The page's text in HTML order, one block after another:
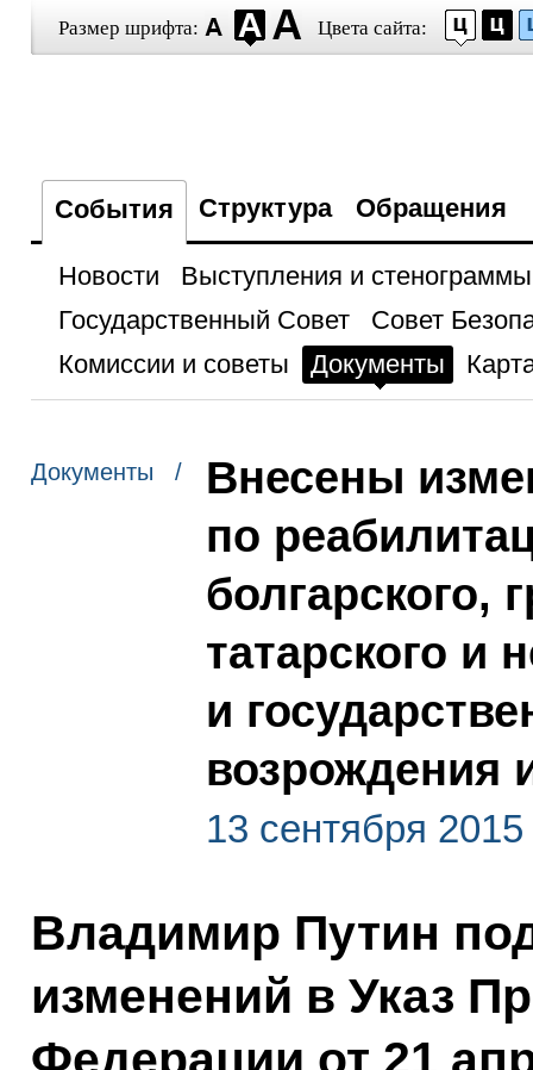
Размер шрифта: Цвета сайта:
События Структура Обращения
Новости
Выступления и стенограммы
Государственный Совет
Совет
Комиссии и советы
Документы
Документы /
Внесены
по
болгарского,
татарского и
и
возрождения
13 сентября 2015
Владимир Путин
изменений в Указ